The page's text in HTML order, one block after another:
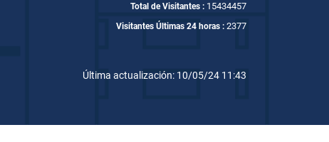
Total de Visitantes : 15434457
Visitantes Últimas 24 horas : 2377
Última actualización: 10/05/24 11:43